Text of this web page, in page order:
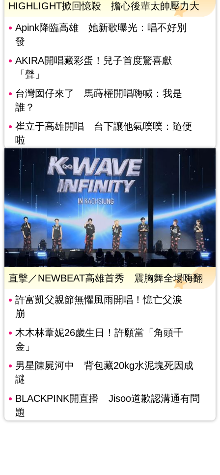
HIGHLIGHT掀回憶殺 擔心後輩太帥壓力大
Apink降臨高雄 她新歌曝光：唱不好別
發
AKIRA開唱藏彩蛋！兒子首度驚喜獻
「聲」
台灣囡仔來了 馬蒔權開唱嗨喊：我是
誰？
崔立于高雄開唱 台下讓他氣噗噗：隨便
啦
直擊／NEWBEAT高雄首秀 震胸舞全場嗨翻
許富凱父親節無懼風雨開唱！憶亡父淚
崩
木木林葦妮26歲生日！許願當「角頭千
金」
男星陳屍河中 背包藏20kg水泥塊死因成
謎
BLACKPINK開直播 Jisoo道歉認溝通有問
題